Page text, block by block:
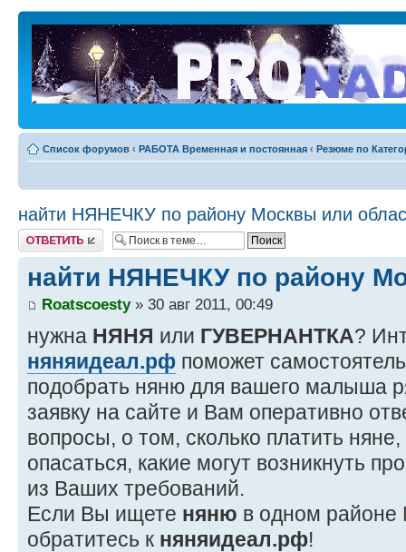
Список форумов ‹ РАБОТА Временная и постоянная ‹ Резюме по
найти НЯНЕЧКУ по району Москвы или
Ответить
найти НЯНЕЧКУ по району
Roatscoesty» 30 авг 2011, 00:49
нужна НЯНЯ или ГУВЕРНАНТКА?
няняидеал.рф поможет
подобрать няню для вашего малыша
заявку на сайте и Вам оперативно
вопросы, о том, сколько платить
опасаться, какие могут возникнуть
из Ваших требований.
Если Вы ищете няню в одном районе
обратитесь к няняидеал.рф!